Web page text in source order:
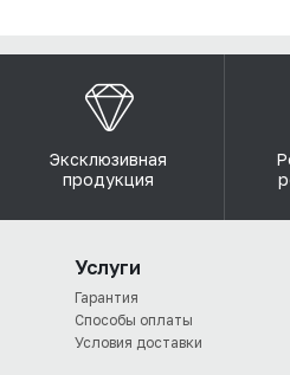
Эксклюзивная
продукция
Услуги
Гарантия
Способы оплаты
Условия доставки